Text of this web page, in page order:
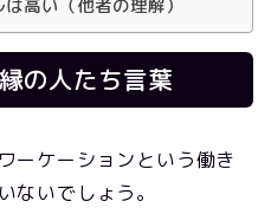
高い（他者の理解）
の人たち言葉
ーケーションという働き
ないでしょう。